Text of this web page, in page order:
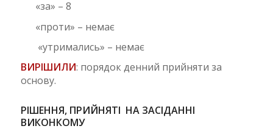
«за» – 8
«проти» – немає
«утримались» – немає
ВИРІШИЛИ: порядок денний прийняти за
основу.
РІШЕННЯ, ПРИЙНЯТІ НА ЗАСІДАННІ
ВИКОНКОМУ